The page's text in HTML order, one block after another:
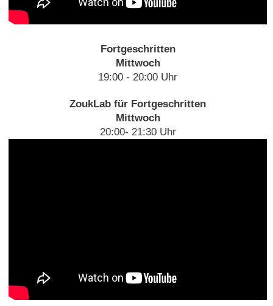
Fortgeschritten
Mittwoch
19:00 - 20:00 Uhr
ZoukLab für Fortgeschritten
Mittwoch
20:00- 21:30 Uhr